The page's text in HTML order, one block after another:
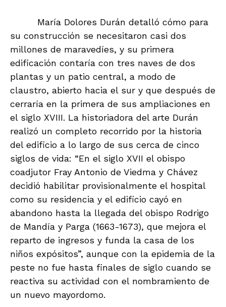
María Dolores Durán detalló cómo para
su construcción se necesitaron casi dos
millones de maravedíes, y su primera
edificación contaría con tres naves de dos
plantas y un patio central, a modo de
claustro, abierto hacia el sur y que después de
cerraría en la primera de sus ampliaciones en
el siglo XVIII. La historiadora del arte Durán
realizó un completo recorrido por la historia
del edificio a lo largo de sus cerca de cinco
siglos de vida: “En el siglo XVII el obispo
coadjutor Fray Antonio de Viedma y Chávez
decidió habilitar provisionalmente el hospital
como su residencia y el edificio cayó en
abandono hasta la llegada del obispo Rodrigo
de Mandía y Parga (1663-1673), que mejora el
reparto de ingresos y funda la casa de los
niños expósitos”, aunque con la epidemia de la
peste no fue hasta finales de siglo cuando se
reactiva su actividad con el nombramiento de
un nuevo mayordomo.